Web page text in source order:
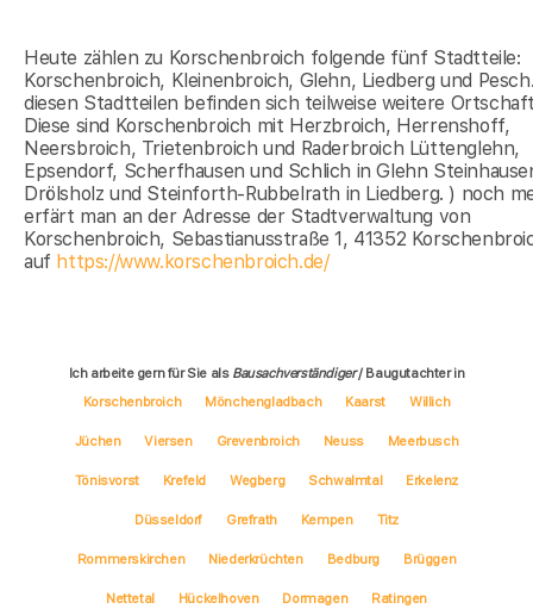
Heute zählen zu Korschenbroich folgende fünf Stadtteile:
Korschenbroich, Kleinenbroich, Glehn, Liedberg und
diesen Stadtteilen befinden sich teilweise weitere
Diese sind Korschenbroich mit Herzbroich, Herrenshoff,
Neersbroich, Trietenbroich und Raderbroich Lüttenglehn,
Epsendorf, Scherfhausen und Schlich in Glehn
Drölsholz und Steinforth-Rubbelrath in Liedberg. ) noch
erfärt man an der Adresse der Stadtverwaltung von
Korschenbroich, Sebastianusstraße 1, 41352
auf https://www.korschenbroich.de/
Ich arbeite gern für Sie als Bausachverständiger/ Baugutachter in
Korschenbroich
Mönchengladbach Kaarst Willich
Jüchen Viersen Grevenbroich Neuss Meerbusch
Tönisvorst Krefeld Wegberg Schwalmtal Erkelenz
Düsseldorf Grefrath Kempen Titz
Rommerskirchen Niederkrüchten Bedburg Brüggen
Nettetal Hückelhoven Dormagen Ratingen